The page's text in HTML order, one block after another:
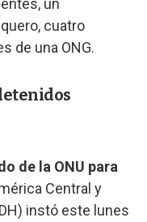
un
cuatro
de una ONG.
de la ONU para
Central y
instó este lunes